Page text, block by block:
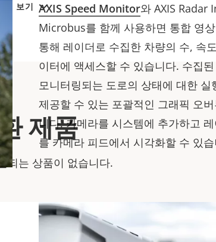
더 보기 AXIS Speed Monitor와 AXIS
Microbus를 함께 사용하면 통합 영
통해 레이더로 수집한 차량의 수, 속
이터에 액세스할 수 있습니다. 수집
모니터링되는 도로의 상태에 대한
제공할 수 있는 포괄적인 그래픽 오
니다. 카메라를 시스템에 추가하고
를 카메라 피드에서 시각화할 수 있
제품
되는 상품이 없습니다.